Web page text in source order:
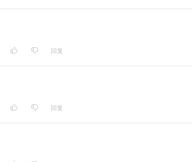
回复
回复